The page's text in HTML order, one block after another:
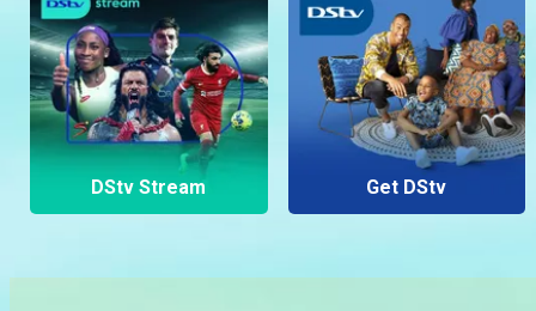
DStv Stream Get DStv